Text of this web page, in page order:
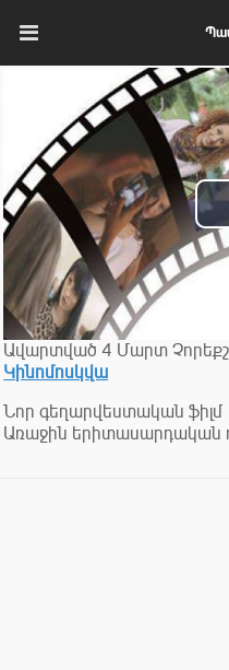
Ավարտված 4 Մարտ
Կինոմոսկվա
Նոր գեղարվեստական ֆիլմ
Առաջին երիտասարդական